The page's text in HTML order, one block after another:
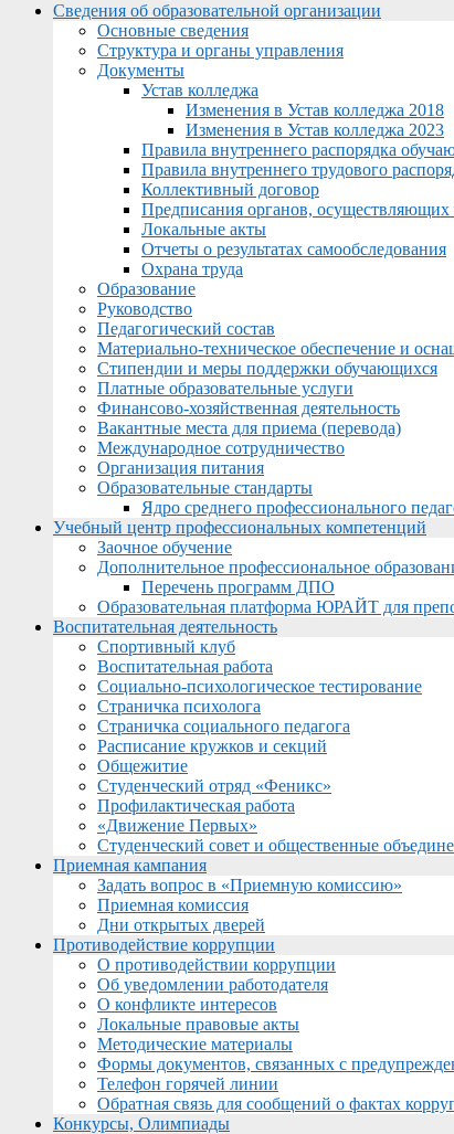
Menu
Сведения об образовательной организации
Основные сведения
Структура и органы управления
Документы
Устав колледжа
Изменения в Устав колледжа 2018
Изменения в Устав колледжа 2023
Правила внутреннего распорядка
Правила внутреннего трудового
Коллективный договор
Предписания органов, осуществляющих
Локальные акты
Отчеты о результатах самообследования
Охрана труда
Образование
Руководство
Педагогический состав
Материально-техническое обеспечение и
Стипендии и меры поддержки обучающихся
Платные образовательные услуги
Финансово-хозяйственная деятельность
Вакантные места для приема (перевода)
Международное сотрудничество
Организация питания
Образовательные стандарты
Ядро среднего профессионального
Учебный центр профессиональных компетенций
Заочное обучение
Дополнительное профессиональное
Перечень программ ДПО
Образовательная платформа ЮРАЙТ для
Воспитательная деятельность
Спортивный клуб
Воспитательная работа
Социально-психологическое тестирование
Страничка психолога
Страничка социального педагога
Расписание кружков и секций
Общежитие
Студенческий отряд «Феникс»
Профилактическая работа
«Движение Первых»
Студенческий совет и общественные
Приемная кампания
Задать вопрос в «Приемную комиссию»
Приемная комиссия
Дни открытых дверей
Противодействие коррупции
О противодействии коррупции
Об уведомлении работодателя
О конфликте интересов
Локальные правовые акты
Методические материалы
Формы документов, связанных с
Телефон горячей линии
Обратная связь для сообщений о фактах
Конкурсы, Олимпиады